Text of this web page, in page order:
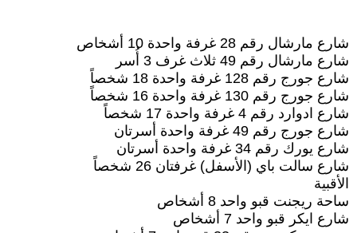
شارع مارشال رقم 28 غرفة واحدة 10 أشخاص
شارع مارشال رقم 49 ثلاث غرف 3 أُسر
شارع جورج رقم 128 غرفة واحدة 18 شخصاً
شارع جورج رقم 130 غرفة واحدة 16 شخصاً
شارع ادوارد رقم 4 غرفة واحدة 17 شخصاً
شارع جورج رقم 49 غرفة واحدة أسرتان
شارع يورك رقم 34 غرفة واحدة أسرتان
شارع سالت باي (الأسفل) غرفتان 26 شخصاً
الأقبية
ساحة ريجنت قبو واحد 8 أشخاص
شارع ايكر قبو واحد 7 أشخاص